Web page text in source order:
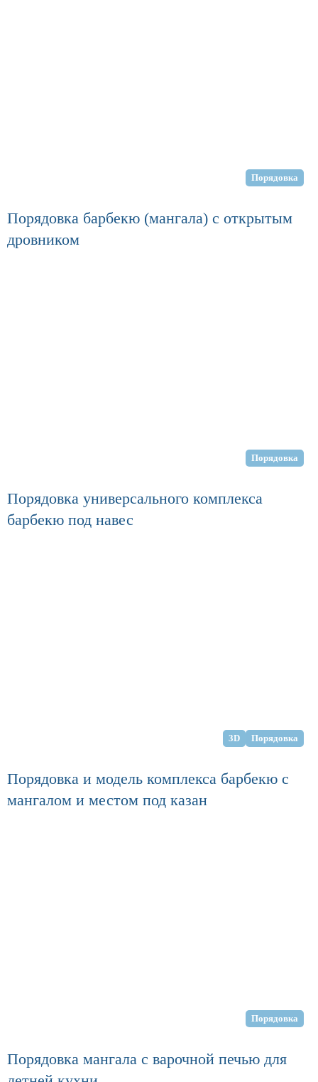
Порядовка
Порядовка барбекю (мангала) с открытым
дровником
Порядовка
Порядовка универсального комплекса
барбекю под навес
3D Порядовка
Порядовка и модель комплекса барбекю с
мангалом и местом под казан
Порядовка
Порядовка мангала с варочной печью для